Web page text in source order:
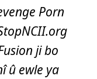
Porn
ji bo
û ewle ya